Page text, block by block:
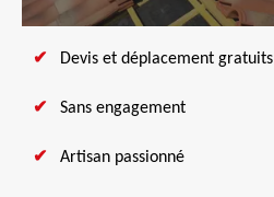
Devis et déplacement gratuits
Sans engagement
Artisan passionné